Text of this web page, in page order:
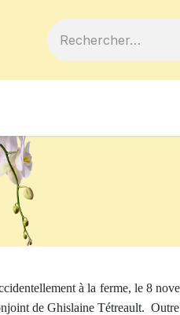
à la ferme, le 8
de Ghislaine Tétreault.